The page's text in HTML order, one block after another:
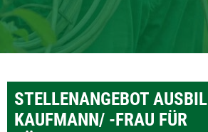
STELLENANGEBOT
KAUFMANN/ -FRAU FÜR